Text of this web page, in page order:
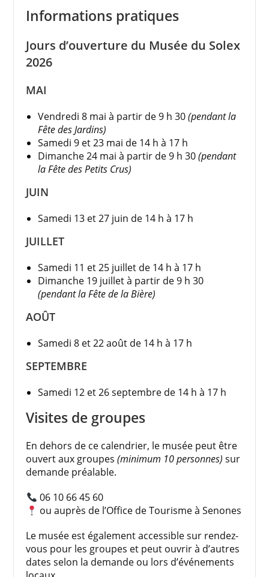
Informations pratiques
Jours d’ouverture du Musée du Solex
2026
MAI
Vendredi 8 mai à partir de 9 h 30(pendant la
Fête des Jardins)
Samedi 9 et 23 mai de 14 h à 17 h
Dimanche 24 mai à partir de 9 h 30(pendant
la Fête des Petits Crus)
JUIN
Samedi 13 et 27 juin de 14 h à 17 h
JUILLET
Samedi 11 et 25 juillet de 14 h à 17 h
Dimanche 19 juillet à partir de 9 h 30
(pendant la Fête de la Bière)
AOÛT
Samedi 8 et 22 août de 14 h à 17 h
SEPTEMBRE
Samedi 12 et 26 septembre de 14 h à 17 h
Visites de groupes
En dehors de ce calendrier, le musée peut être
ouvert aux groupes(minimum 10 personnes) sur
demande préalable.
06 10 66 45 60
ou auprès de l’Office de Tourisme à Senones
Le musée est également accessible sur rendez-
vous pour les groupes et peut ouvrir à d’autres
dates selon la demande ou lors d’événements